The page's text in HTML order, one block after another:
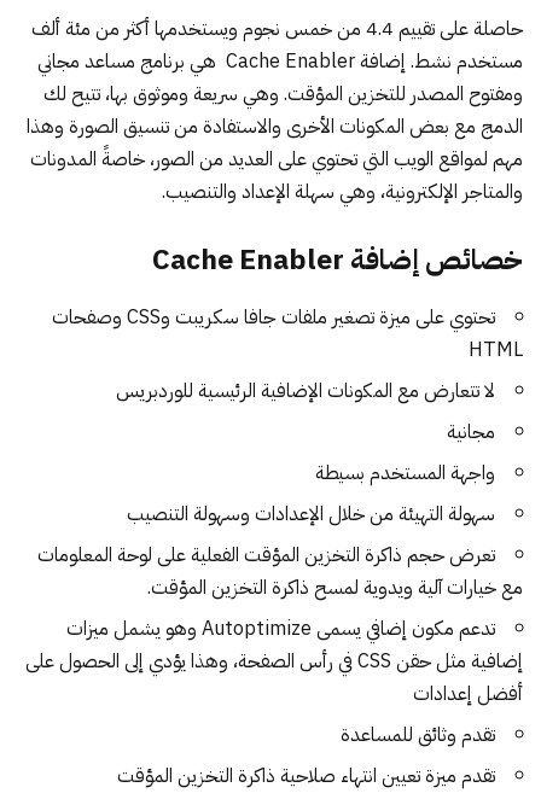
حاصلة على تقييم 4.4 من خمس نجوم ويستخدمها أكثر من مئة ألف
مستخدم نشط. إضافةCache Enabler هي برنامج مساعد مجاني
ومفتوح المصدر للتخزين المؤقت. وهي سريعة وموثوق بها، تتيح لك
الدمج مع بعض المكونات الأخرى والاستفادة من تنسيق الصورة وهذا
مهم لمواقع الويب التي تحتوي على العديد من الصور، خاصةً المدونات
والمتاجر الإلكترونية، وهي سهلة الإعداد والتنصيب.
خصائص إضافة Cache Enabler
تحتوي على ميزة تصغير ملفات جافا سكريبت وCSS وصفحات
HTML
لا تتعارض مع المكونات الإضافية الرئيسية للوردبريس
مجانية
واجهة المستخدم بسيطة
سهولة التهيئة من خلال الإعدادات وسهولة التنصيب
تعرض حجم ذاكرة التخزين المؤقت الفعلية على لوحة المعلومات
مع خيارات آلية ويدوية لمسح ذاكرة التخزين المؤقت.
تدعم مكون إضافي يسمى Autoptimize وهو يشمل ميزات
إضافية مثل حقن CSS في رأس الصفحة، وهذا يؤدي إلى الحصول على
أفضل إعدادات
تقدم وثائق للمساعدة
تقدم ميزة تعيين انتهاء صلاحية ذاكرة التخزين المؤقت